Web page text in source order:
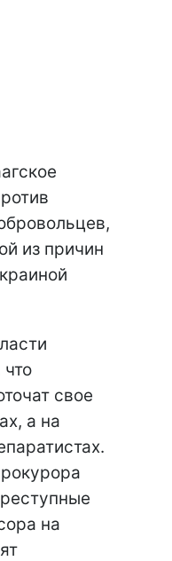
из причин
свое
а на
на